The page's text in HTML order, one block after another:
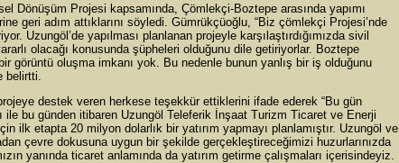
Projesi kapsamında, Çömlekçi-Boztepe arasında yapımı
geri adım attıklarını söyledi. Gümrükçüoğlu, “Biz çömlekçi Projesi’nde
Uzungöl’de yapılması planlanan projeyle karşılaştırdığımızda sivil
olacağı konusunda şüpheleri olduğunu dile getiriyorlar. Boztepe
görüntü oluşma imkanı yok. Bu nedenle bunun yanlış bir iş olduğunu
belirtti.
destek veren herkese teşekkür ettiklerini ifade ederek “Bu gün
bu günden itibaren Uzungöl Teleferik İnşaat Turizm Ticaret ve Enerji
ilk etapta 20 milyon dolarlık bir yatırım yapmayı planlamıştır. Uzungöl ve
çevre dokusuna uygun bir şekilde gerçekleştireceğimizi huzurlarınızda
yanında ticaret anlamında da yatırım getirme çalışmaları içerisindeyiz.